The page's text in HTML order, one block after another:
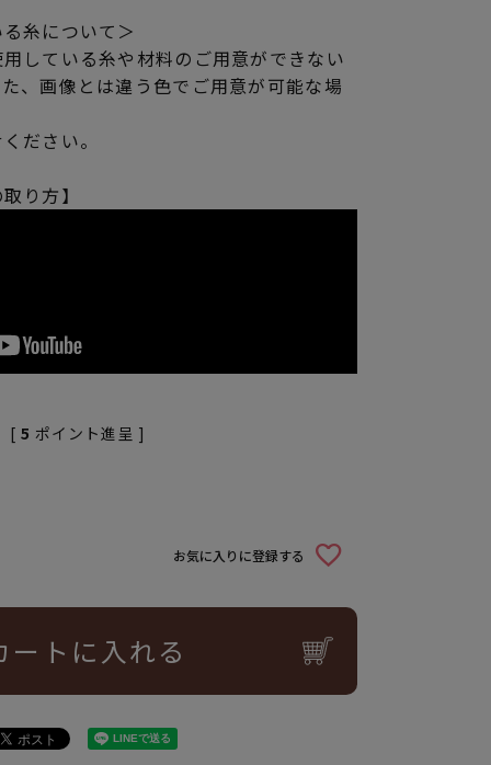
糸について＞
している糸や材料のご用意ができない
、画像とは違う色でご用意が可能な場
ださい。
り方】
[ 5 ポイント進呈 ]
お気に入りに登録する
ートに入れる